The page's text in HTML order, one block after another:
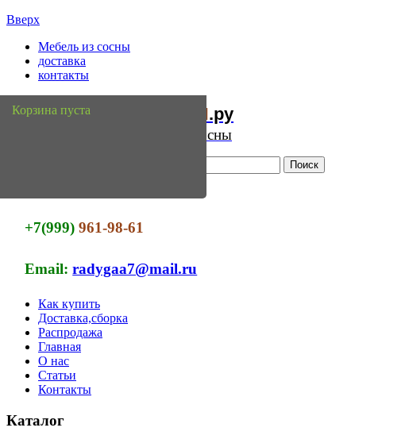
Вверх
Мебель из сосны
доставка
контакты
Мебель Сосны.ру
Интернет магазин мебели из сосны
+7(999)961-98-61
Email:radygaa7@mail.ru
Как купить
Доставка,сборка
Распродажа
Главная
О нас
Статьи
Контакты
Корзина пуста
Каталог